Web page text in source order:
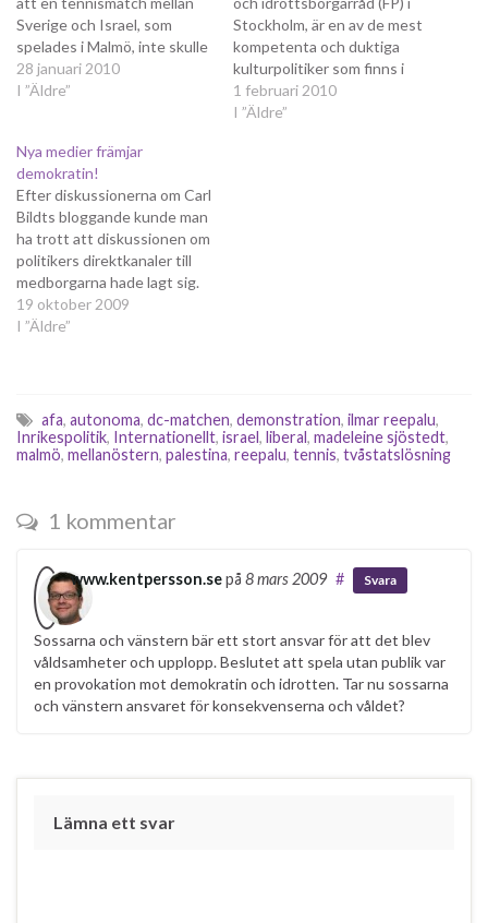
Sverige och Israel, som
spelades i Malmö, inte skulle
få ha någon publik.
Madeleine Sjöstedt, kultur-
matchen flyttad till
huvudstaden men tvingades
att ge upp idén då det inte
gick…
28 januari 2010
I ”Äldre”
Stockholm, är en av de mest
kompetenta och duktiga
kulturpolitiker som finns i
Sverige idag. Hon har en klar
och tydlig vision för kultur-
1 februari 2010
I ”Äldre”
Nya medier främjar
demokratin!
Efter diskussionerna om Carl
Bildts bloggande kunde man
ha trott att diskussionen om
politikers direktkanaler till
medborgarna hade lagt sig.
Ingalunda. Efter att
Madeleine Sjöstedt på sin
Stadsbibliotek, har det blåst
upp till orkan i ankdammen.
Roger Mogert…
19 oktober 2009
I ”Äldre”
afa, autonoma, dc-matchen, demonstration, ilmar reepalu,
Inrikespolitik, Internationellt, israel, liberal, madeleine sjöstedt,
malmö, mellanöstern, palestina, reepalu, tennis, tvåstatslösning
1 kommentar
www.kentpersson.sepå 8 mars 2009 # Svara
Sossarna och vänstern bär ett stort ansvar för att det blev
våldsamheter och upplopp. Beslutet att spela utan publik var
en provokation mot demokratin och idrotten. Tar nu sossarna
och vänstern ansvaret för konsekvenserna och våldet?
Lämna ett svar